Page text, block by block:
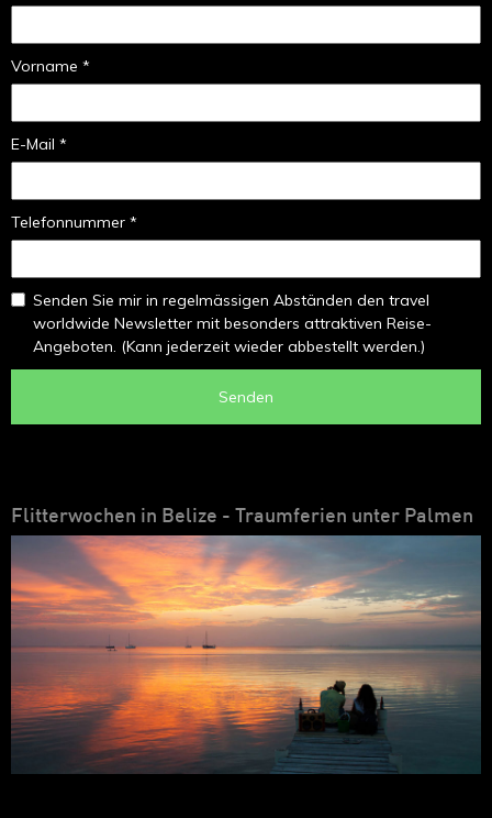
Vorname *
E-Mail *
Telefonnummer *
Senden Sie mir in regelmässigen Abständen den travel
worldwide Newsletter mit besonders attraktiven Reise-
Angeboten. (Kann jederzeit wieder abbestellt werden.)
Senden
Flitterwochen in Belize - Traumferien unter Palmen